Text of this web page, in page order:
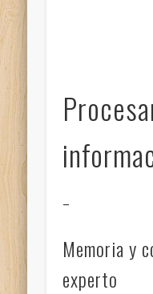
–
Memoria y
experto